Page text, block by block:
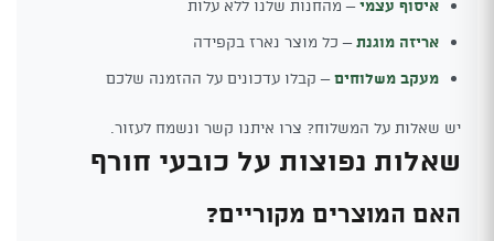
איסוף עצמי– מהחנות שלנו ללא עלות
אריזה מוגנת– כל מוצר נארז בקפידה
מעקב משלוחים– קבלו עדכונים על ההזמנה שלכם
יש שאלות על המשלוח? צרו איתנו קשר ונשמח לעזור.
שאלות נפוצות על כובעי חורף
האם המוצרים מקוריים?